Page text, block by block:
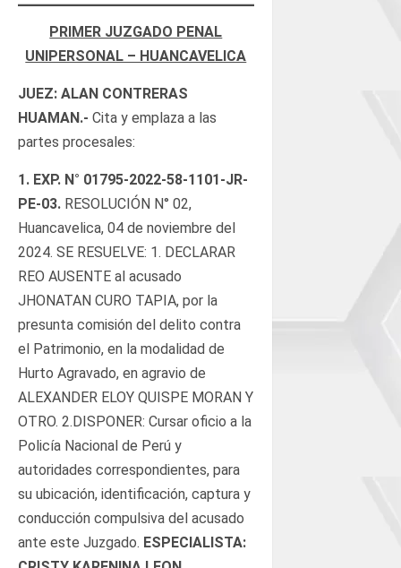
PRIMER JUZGADO PENAL
UNIPERSONAL – HUANCAVELICA
JUEZ: ALAN CONTRERAS
HUAMAN.- Cita y emplaza a las
partes procesales:
1. EXP. N° 01795-2022-58-1101-JR-
PE-03. RESOLUCIÓN N° 02,
Huancavelica, 04 de noviembre del
2024. SE RESUELVE: 1. DECLARAR
REO AUSENTE al acusado
JHONATAN CURO TAPIA, por la
presunta comisión del delito contra
el Patrimonio, en la modalidad de
Hurto Agravado, en agravio de
ALEXANDER ELOY QUISPE MORAN Y
OTRO. 2.DISPONER: Cursar oficio a la
Policía Nacional de Perú y
autoridades correspondientes, para
su ubicación, identificación, captura y
conducción compulsiva del acusado
ante este Juzgado. ESPECIALISTA: